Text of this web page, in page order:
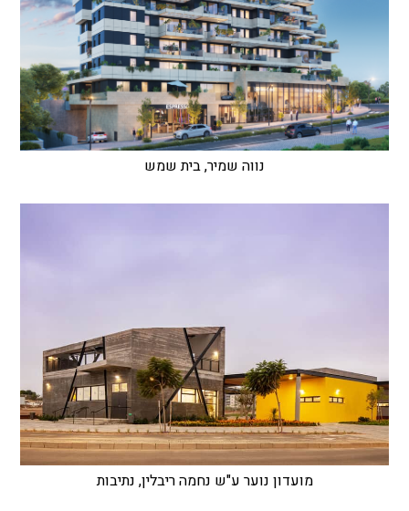
נווה שמיר, בית שמש
מועדון נוער ע"ש נחמה ריבלין, נתיבות